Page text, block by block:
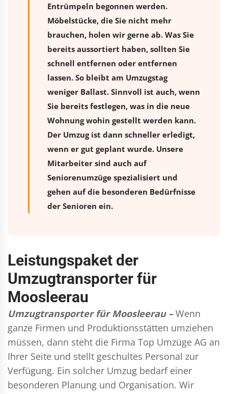
Entrümpeln begonnen werden.
Möbelstücke, die Sie nicht mehr
brauchen, holen wir gerne ab. Was Sie
bereits aussortiert haben, sollten Sie
schnell entfernen oder entfernen
lassen. So bleibt am Umzugstag
weniger Ballast. Sinnvoll ist auch, wenn
Sie bereits festlegen, was in die neue
Wohnung wohin gestellt werden kann.
Der Umzug ist dann schneller erledigt,
wenn er gut geplant wurde. Unsere
Mitarbeiter sind auch auf
Seniorenumzüge spezialisiert und
gehen auf die besonderen Bedürfnisse
der Senioren ein.
Leistungspaket der
Umzugtransporter für
Moosleerau
Umzugtransporter für Moosleerau – Wenn
ganze Firmen und Produktionsstätten umziehen
müssen, dann steht die Firma Top Umzüge AG an
Ihrer Seite und stellt geschultes Personal zur
Verfügung. Ein solcher Umzug bedarf einer
besonderen Planung und Organisation. Wir